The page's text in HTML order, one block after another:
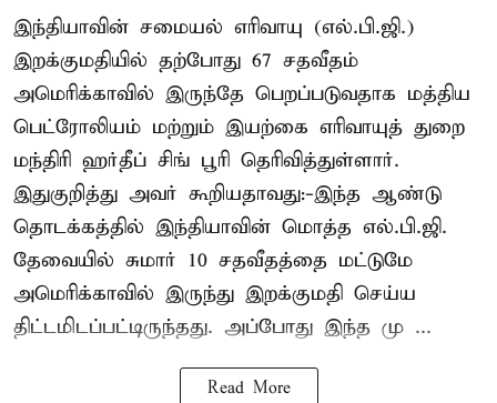
இந்தியாவின் சமையல் எரிவாயு (எல்.பி.ஜி.)
இறக்குமதியில் தற்போது 67 சதவீதம்
அமெரிக்காவில் இருந்தே பெறப்படுவதாக மத்திய
பெட்ரோலியம் மற்றும் இயற்கை எரிவாயுத் துறை
மந்திரி ஹர்தீப் சிங் பூரி தெரிவித்துள்ளார்.
இதுகுறித்து அவர் கூறியதாவது:-இந்த ஆண்டு
தொடக்கத்தில் இந்தியாவின் மொத்த எல்.பி.ஜி.
தேவையில் சுமார் 10 சதவீதத்தை மட்டுமே
அமெரிக்காவில் இருந்து இறக்குமதி செய்ய
திட்டமிடப்பட்டிருந்தது. அப்போது இந்த மு ...
Read More